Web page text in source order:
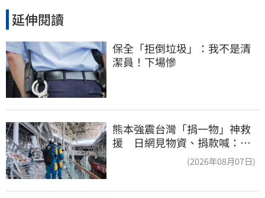
延伸閱讀
保全「拒倒垃圾」：我不是清
潔員！下場慘
熊本強震台灣「捐一物」神救
援 日網見物資、捐款喊：給
(2026年08月07日)